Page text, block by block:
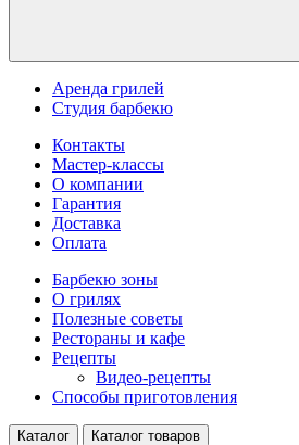
Аренда грилей
Студия барбекю
Контакты
Мастер-классы
О компании
Гарантия
Доставка
Оплата
Барбекю зоны
О грилях
Полезные советы
Рестораны и кафе
Рецепты
Видео-рецепты
Способы приготовления
Каталог Каталог товаров